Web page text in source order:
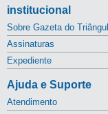
institucional
Sobre Gazeta do
Assinaturas
Expediente
Ajuda e Suporte
Atendimento